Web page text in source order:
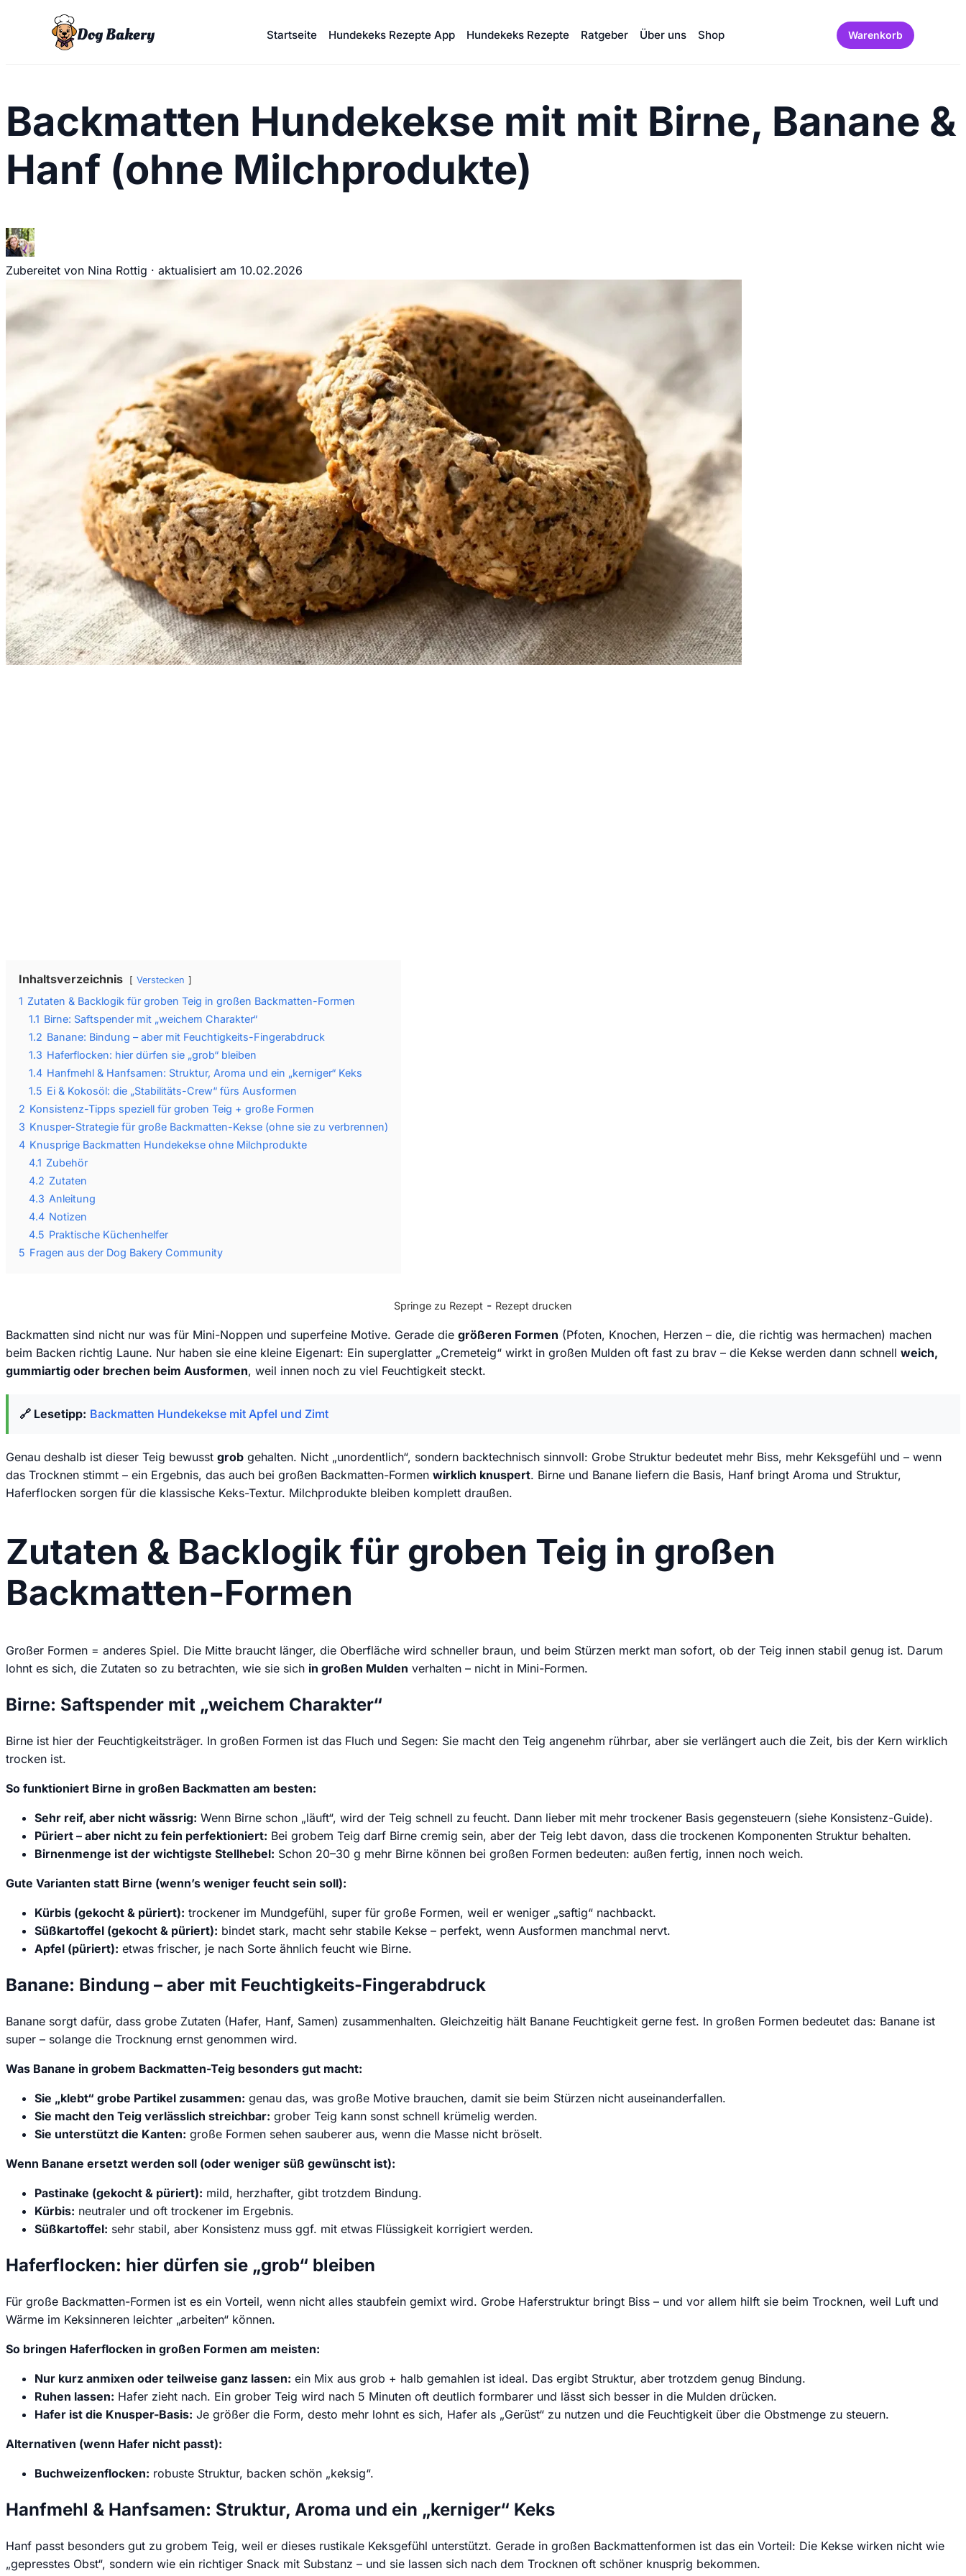
Dog Bakery Startseite Hundekeks Rezepte App Hundekeks Rezepte Ratgeber Über uns Shop Warenkorb
Backmatten Hundekekse mit mit Birne, Banane &
Hanf (ohne Milchprodukte)
Zubereitet von Nina Rottig · aktualisiert am 10.02.2026
Inhaltsverzeichnis Verstecken
1 Zutaten & Backlogik für groben Teig in großen Backmatten-Formen
1.1 Birne: Saftspender mit „weichem Charakter“
1.2 Banane: Bindung – aber mit Feuchtigkeits-Fingerabdruck
1.3 Haferflocken: hier dürfen sie „grob“ bleiben
1.4 Hanfmehl & Hanfsamen: Struktur, Aroma und ein „kerniger“ Keks
1.5 Ei & Kokosöl: die „Stabilitäts-Crew“ fürs Ausformen
2 Konsistenz-Tipps speziell für groben Teig + große Formen
3 Knusper-Strategie für große Backmatten-Kekse (ohne sie zu verbrennen)
4 Knusprige Backmatten Hundekekse ohne Milchprodukte
4.1 Zubehör
4.2 Zutaten
4.3 Anleitung
4.4 Notizen
4.5 Praktische Küchenhelfer
5 Fragen aus der Dog Bakery Community
Springe zu Rezept - Rezept drucken
Backmatten sind nicht nur was für Mini-Noppen und superfeine Motive. Gerade die größeren Formen (Pfoten, Knochen, Herzen – die, die richtig was hermachen) machen
beim Backen richtig Laune. Nur haben sie eine kleine Eigenart: Ein superglatter „Cremeteig“ wirkt in großen Mulden oft fast zu brav – die Kekse werden dann schnell weich,
gummiartig oder brechen beim Ausformen, weil innen noch zu viel Feuchtigkeit steckt.
🔗 Lesetipp: Backmatten Hundekekse mit Apfel und Zimt
Genau deshalb ist dieser Teig bewusst grob gehalten. Nicht „unordentlich“, sondern backtechnisch sinnvoll: Grobe Struktur bedeutet mehr Biss, mehr Keksgefühl und – wenn
das Trocknen stimmt – ein Ergebnis, das auch bei großen Backmatten-Formen wirklich knuspert. Birne und Banane liefern die Basis, Hanf bringt Aroma und Struktur,
Haferflocken sorgen für die klassische Keks-Textur. Milchprodukte bleiben komplett draußen.
Zutaten & Backlogik für groben Teig in großen
Backmatten-Formen
Großer Formen = anderes Spiel. Die Mitte braucht länger, die Oberfläche wird schneller braun, und beim Stürzen merkt man sofort, ob der Teig innen stabil genug ist. Darum
lohnt es sich, die Zutaten so zu betrachten, wie sie sich in großen Mulden verhalten – nicht in Mini-Formen.
Birne: Saftspender mit „weichem Charakter“
Birne ist hier der Feuchtigkeitsträger. In großen Formen ist das Fluch und Segen: Sie macht den Teig angenehm rührbar, aber sie verlängert auch die Zeit, bis der Kern wirklich
trocken ist.
So funktioniert Birne in großen Backmatten am besten:
Sehr reif, aber nicht wässrig: Wenn Birne schon „läuft“, wird der Teig schnell zu feucht. Dann lieber mit mehr trockener Basis gegensteuern (siehe Konsistenz-Guide).
Püriert – aber nicht zu fein perfektioniert: Bei grobem Teig darf Birne cremig sein, aber der Teig lebt davon, dass die trockenen Komponenten Struktur behalten.
Birnenmenge ist der wichtigste Stellhebel: Schon 20–30 g mehr Birne können bei großen Formen bedeuten: außen fertig, innen noch weich.
Gute Varianten statt Birne (wenn’s weniger feucht sein soll):
Kürbis (gekocht & püriert): trockener im Mundgefühl, super für große Formen, weil er weniger „saftig“ nachbackt.
Süßkartoffel (gekocht & püriert): bindet stark, macht sehr stabile Kekse – perfekt, wenn Ausformen manchmal nervt.
Apfel (püriert): etwas frischer, je nach Sorte ähnlich feucht wie Birne.
Banane: Bindung – aber mit Feuchtigkeits-Fingerabdruck
Banane sorgt dafür, dass grobe Zutaten (Hafer, Hanf, Samen) zusammenhalten. Gleichzeitig hält Banane Feuchtigkeit gerne fest. In großen Formen bedeutet das: Banane ist
super – solange die Trocknung ernst genommen wird.
Was Banane in grobem Backmatten-Teig besonders gut macht:
Sie „klebt“ grobe Partikel zusammen: genau das, was große Motive brauchen, damit sie beim Stürzen nicht auseinanderfallen.
Sie macht den Teig verlässlich streichbar: grober Teig kann sonst schnell krümelig werden.
Sie unterstützt die Kanten: große Formen sehen sauberer aus, wenn die Masse nicht bröselt.
Wenn Banane ersetzt werden soll (oder weniger süß gewünscht ist):
Pastinake (gekocht & püriert): mild, herzhafter, gibt trotzdem Bindung.
Kürbis: neutraler und oft trockener im Ergebnis.
Süßkartoffel: sehr stabil, aber Konsistenz muss ggf. mit etwas Flüssigkeit korrigiert werden.
Haferflocken: hier dürfen sie „grob“ bleiben
Für große Backmatten-Formen ist es ein Vorteil, wenn nicht alles staubfein gemixt wird. Grobe Haferstruktur bringt Biss – und vor allem hilft sie beim Trocknen, weil Luft und
Wärme im Keksinneren leichter „arbeiten“ können.
So bringen Haferflocken in großen Formen am meisten:
Nur kurz anmixen oder teilweise ganz lassen: ein Mix aus grob + halb gemahlen ist ideal. Das ergibt Struktur, aber trotzdem genug Bindung.
Ruhen lassen: Hafer zieht nach. Ein grober Teig wird nach 5 Minuten oft deutlich formbarer und lässt sich besser in die Mulden drücken.
Hafer ist die Knusper-Basis: Je größer die Form, desto mehr lohnt es sich, Hafer als „Gerüst“ zu nutzen und die Feuchtigkeit über die Obstmenge zu steuern.
Alternativen (wenn Hafer nicht passt):
Buchweizenflocken: robuste Struktur, backen schön „keksig“.
Hanfmehl & Hanfsamen: Struktur, Aroma und ein „kerniger“ Keks
Hanf passt besonders gut zu grobem Teig, weil er dieses rustikale Keksgefühl unterstützt. Gerade in großen Backmattenformen ist das ein Vorteil: Die Kekse wirken nicht wie
„gepresstes Obst“, sondern wie ein richtiger Snack mit Substanz – und sie lassen sich nach dem Trocknen oft schöner knusprig bekommen.